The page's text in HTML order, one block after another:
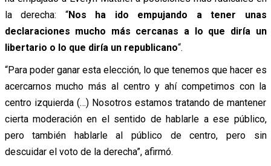
la derecha: “N os ha ido empujando a tener unas
declaraciones mucho más cercanas a lo que diría un
libertario o lo que diría un republicano“.
“Para poder ganar esta elección, lo que tenemos que hacer es
acercarnos mucho más al centro y ahí competimos con la
centro izquierda (…) Nosotros estamos tratando de mantener
cierta moderación en el sentido de hablarle a ese público,
pero también hablarle al público de centro, pero sin
descuidar el voto de la derecha”, afirmó.